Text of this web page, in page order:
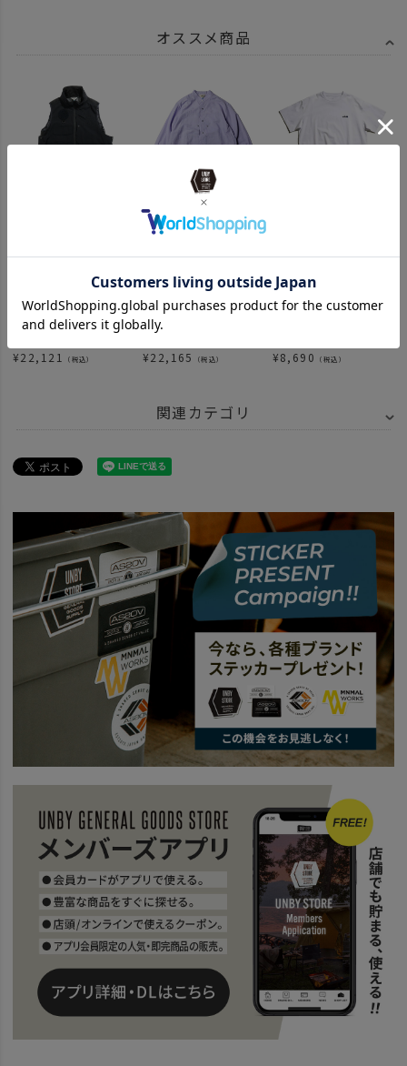
オススメ商品
（税込）
¥22,121 （税込） ¥22,165 （税込） ¥8,690 （税込）
関連カテゴリ
ITEM アパレル アウター
アウトドア・キャンプ用品 アウトドアアパレル
BRAND wfeld
BRAND wfeld wfeld26ｓｓ
news AS2OV Wfeld PRESENTS UNBY NEW YEAR SESSION
UNBYで今年の春夏、買い始め。26